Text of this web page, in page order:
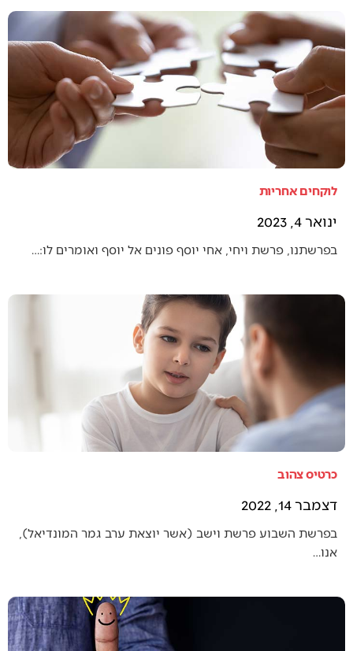
לוקחים אחריות
ינואר 4, 2023
בפרשתנו, פרשת ויחי, אחי יוסף פונים אל יוסף ואומרים לו:…
כרטיס צהוב
דצמבר 14, 2022
בפרשת השבוע פרשת וישב (אשר יוצאת ערב גמר המונדיאל),
אנו…